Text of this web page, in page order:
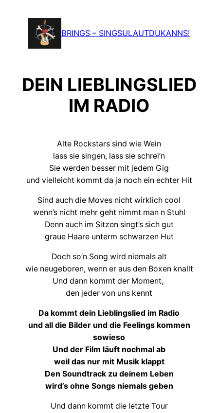
springen
BRINGS – SINGSULAUTDUKANNS!
DEIN LIEBLINGSLIED
IM RADIO
Alte Rockstars sind wie Wein
lass sie singen, lass sie schrei’n
Sie werden besser mit jedem Gig
und vielleicht kommt da ja noch ein echter Hit
Sind auch die Moves nicht wirklich cool
wenn’s nicht mehr geht nimmt man n Stuhl
Denn auch im Sitzen singt’s sich gut
graue Haare unterm schwarzen Hut
Doch so’n Song wird niemals alt
wie neugeboren, wenn er aus den Boxen knallt
Und dann kommt der Moment,
den jeder von uns kennt
Da kommt dein Lieblingslied im Radio
und all die Bilder und die Feelings kommen
sowieso
Und der Film läuft nochmal ab
weil das nur mit Musik klappt
Den Soundtrack zu deinem Leben
wird’s ohne Songs niemals geben
Und dann kommt die letzte Tour